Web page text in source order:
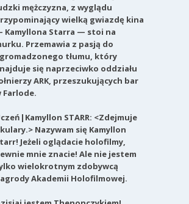
mężczyzna, z wyglądu
wielką gwiazdę kina
Kamyllona Starra — stoi na
Przemawia z pasją do
tłumu, który
się naprzeciwko oddziału
ARK, przeszukujących bar
Farlode.
STARR: <Zdejmuje
Nazywam się Kamyllon
Jeżeli oglądacie holofilmy,
mnie znacie! Ale nie jestem
wielokrotnym zdobywcą
Akademii Holofilmowej.